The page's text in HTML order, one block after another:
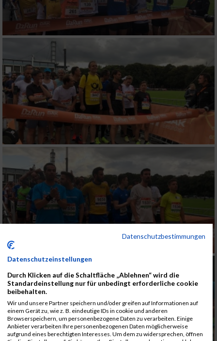
Datenschutzbestimmungen
Datenschutzeinstellungen
Durch Klicken auf die Schaltfläche „Ablehnen“ wird die
Standardeinstellung nur für unbedingt erforderliche cookie
beibehalten.
Wir und unsere Partner speichern und/oder greifen auf Informationen auf
einem Gerät zu, wie z. B. eindeutige IDs in cookie und anderen
Browserspeichern, um personenbezogene Daten zu verarbeiten. Einige
Anbieter verarbeiten Ihre personenbezogenen Daten möglicherweise
aufgrund eines berechtigten Interesses. Um dem zu widersprechen, öffnen